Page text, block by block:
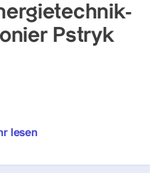
Pstryk
lesen